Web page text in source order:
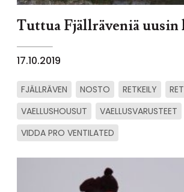
Tuttua Fjällräveniä uusin
17.10.2019
FJÄLLRÄVEN NOSTO RETKEILY
VAELLUSHOUSUT
VAELLUSVARUSTEET
VIDDA PRO VENTILATED